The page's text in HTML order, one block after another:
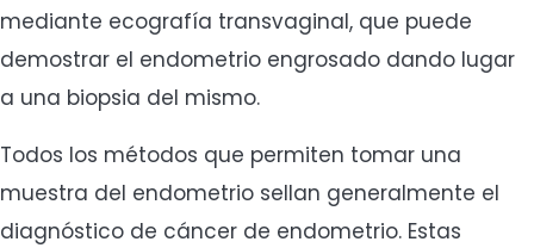
mediante ecografía transvaginal, que puede
demostrar el endometrio engrosado dando lugar
a una biopsia del mismo.
Todos los métodos que permiten tomar una
muestra del endometrio sellan generalmente el
diagnóstico de cáncer de endometrio. Estas